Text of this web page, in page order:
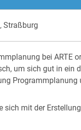
Straßburg
bei ARTE
um sich gut in ein
sich mit der